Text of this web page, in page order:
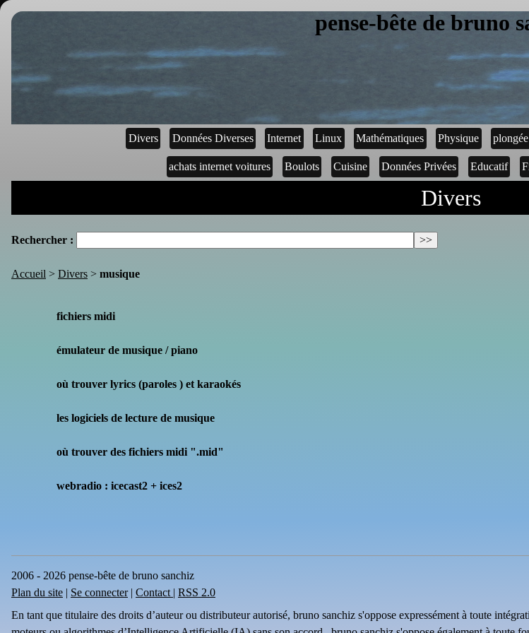
pense-bête de bruno
Divers Données Diverses Internet Linux Mathématiques Physique plongée
achats internet voitures Boulots Cuisine Données Privées Educatif
Divers
Rechercher :
Accueil > Divers > musique
fichiers midi
émulateur de musique / piano
où trouver lyrics (paroles ) et karaokés
les logiciels de lecture de musique
où trouver des fichiers midi ".mid"
webradio : icecast2 + ices2
2006 - 2026 pense-bête de bruno sanchiz
Plan du site | Se connecter| Contact | RSS 2.0
En tant que titulaire des droits d’auteur ou distributeur autorisé, bruno sanchiz s'oppose expressément à toute